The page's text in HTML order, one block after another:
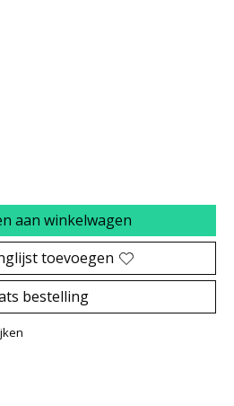
product is
aan winkelwagen
toevoegen
bestelling